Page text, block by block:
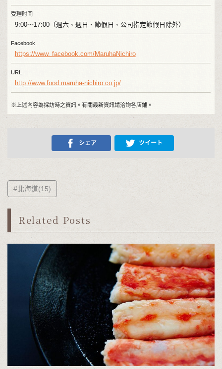
受理时间
9:00～17:00（週六、週日、節假日、公司指定節假日除外）
Facebook
https://www. facebook.com/MaruhaNichiro
URL
http://www.food.maruha-nichiro.co.jp/
※上述內容為採訪時之資訊。有關最新資訊請洽詢各店鋪。
シェア ツイート
#北海道(15)
Related Posts